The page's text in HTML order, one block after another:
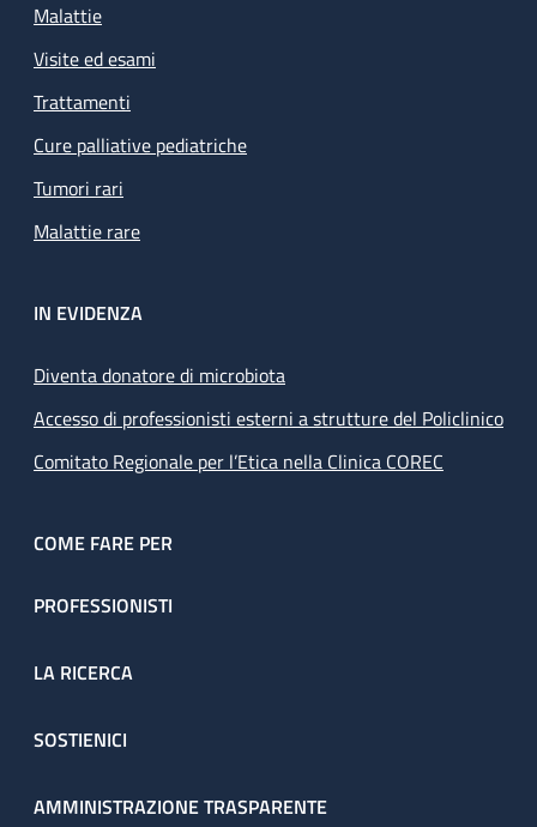
Malattie
Visite ed esami
Trattamenti
Cure palliative pediatriche
Tumori rari
Malattie rare
IN EVIDENZA
Diventa donatore di microbiota
Accesso di professionisti esterni a strutture del Policlinico
Comitato Regionale per l’Etica nella Clinica COREC
COME FARE PER
PROFESSIONISTI
LA RICERCA
SOSTIENICI
AMMINISTRAZIONE TRASPARENTE